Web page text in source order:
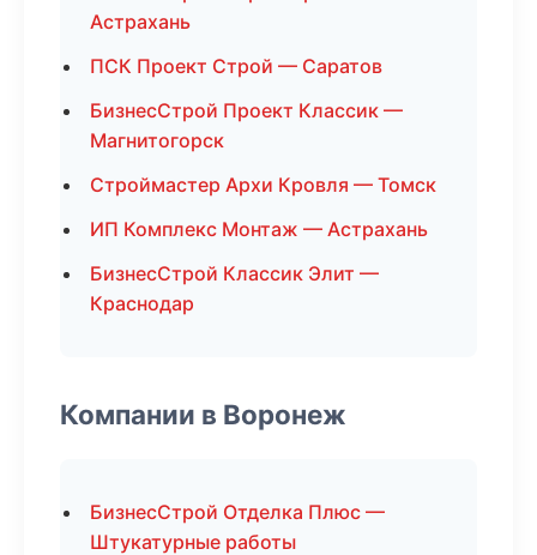
Астрахань
ПСК Проект Строй — Саратов
БизнесСтрой Проект Классик —
Магнитогорск
Строймастер Архи Кровля — Томск
ИП Комплекс Монтаж — Астрахань
БизнесСтрой Классик Элит —
Краснодар
Компании в Воронеж
БизнесСтрой Отделка Плюс —
Штукатурные работы